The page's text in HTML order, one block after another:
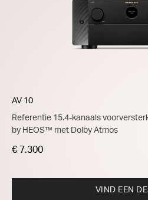
AV 10
Referentie 15.4-kanaals
by HEOS™ met Dolby Atmos
€ 7.300
VIND EEN